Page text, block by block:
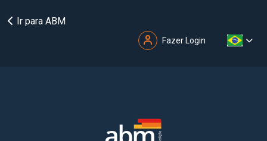
Ir para ABM
Fazer Login